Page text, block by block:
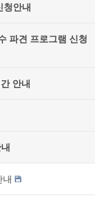
청안내
파견 프로그램 신청
안내